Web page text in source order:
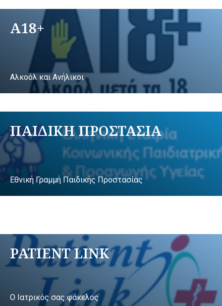
A18+
Αλκοόλ και Ανήλικοι
ΠΑΙΔΙΚΗ ΠΡΟΣΤΑΣΙΑ
Εθνική Γραμμή Παιδικής Προστασίας
PATIENT LINK
Ο Ιατρικός σας φάκελος